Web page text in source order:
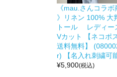
《mau.さんコラボ
》リネン 100% 大
トール レディー
Vカット 【ネコポ
送料無料】
r) 【名入れ刺繍可
¥5,900(税込)